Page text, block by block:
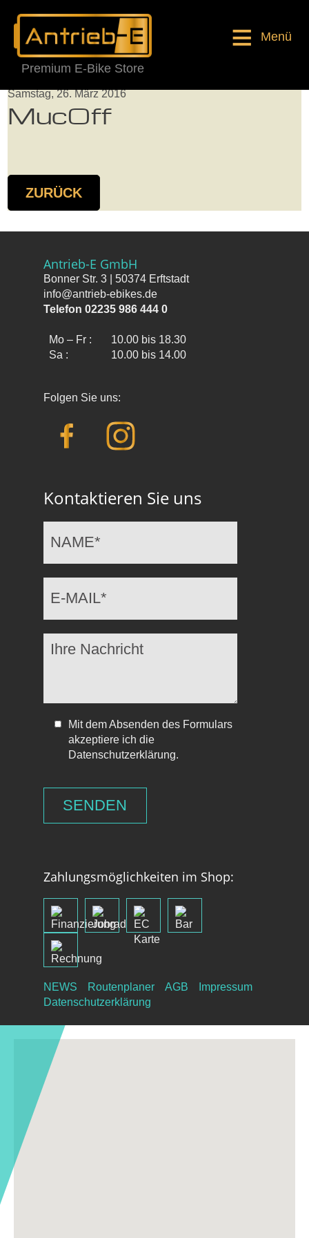
Premium E-Bike Store
Menü
Samstag, 26. März 2016
MucOff
ZURÜCK
Antrieb-E GmbH
Bonner Str. 3 | 50374 Erftstadt
info@antrieb-ebikes.de
Telefon 02235 986 444 0
Mo – Fr :
Sa :
10.00 bis 18.30
10.00 bis 14.00
Folgen Sie uns:
Kontaktieren Sie uns
Mit dem Absenden des Formulars
akzeptiere ich die
Datenschutzerklärung.
Zahlungsmöglichkeiten im Shop:
NEWS Routenplaner AGB
Impressum
Datenschutzerklärung